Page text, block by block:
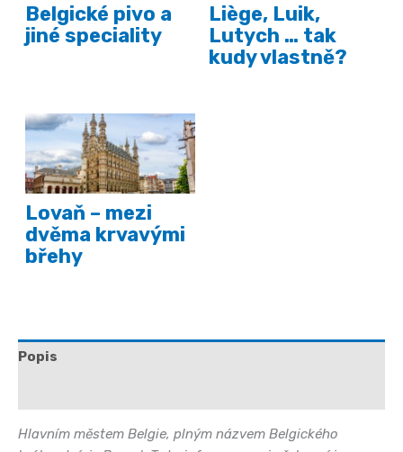
Belgické pivo a
jiné speciality
Liège, Luik,
Lutych … tak
kudy vlastně?
Lovaň – mezi
dvěma krvavými
břehy
Popis
Hlavním městem Belgie, plným názvem Belgického